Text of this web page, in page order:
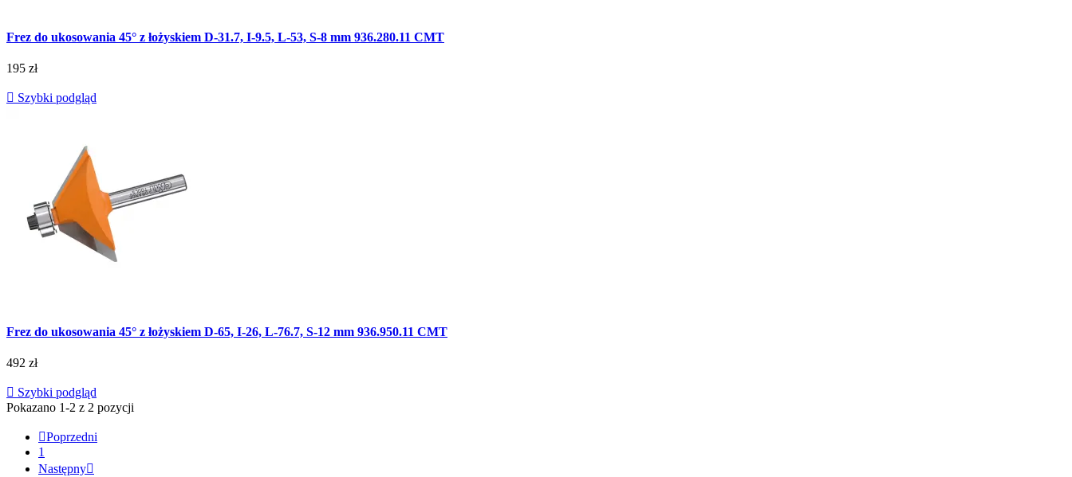
Frez do ukosowania 45° z łożyskiem D-31.7, I-9.5, L-53, S-8 mm 936.280.11 CMT
195 zł
 Szybki podgląd
Frez do ukosowania 45° z łożyskiem D-65, I-26, L-76.7, S-12 mm 936.950.11 CMT
492 zł
 Szybki podgląd
Pokazano 1-2 z 2 pozycji
Poprzedni
1
Następny